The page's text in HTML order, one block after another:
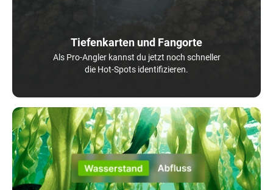
Tiefenkarten und Fangorte
Als Pro-Angler kannst du jetzt noch schneller
die Hot-Spots identifizieren.